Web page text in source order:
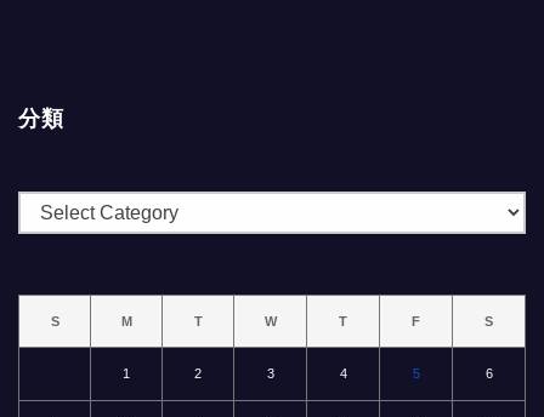
分類
S M T W T F S
1 2 3 4 5 6